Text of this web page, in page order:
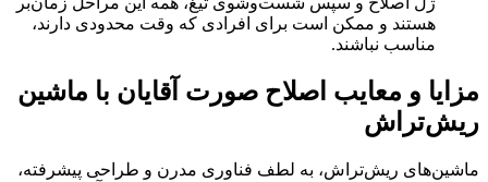
هستند و ممکن است برای افرادی که وقت محدودی دارند،
مناسب نباشند.
مزایا و معایب اصلاح صورت آقایان با ماشین
ریش‌تراش
ماشین‌های ریش‌تراش، به لطف فناوری مدرن و طراحی پیشرفته،